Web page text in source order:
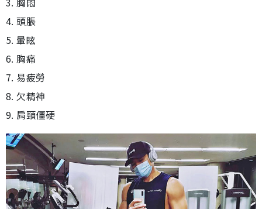
4. 頭脹
5. 暈眩
6. 胸痛
7. 易疲勞
8. 欠精神
9. 肩頸僵硬